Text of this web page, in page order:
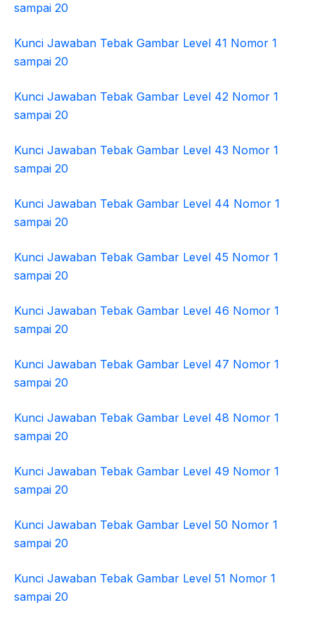
sampai 20
Kunci Jawaban Tebak Gambar Level 41 Nomor 1
sampai 20
Kunci Jawaban Tebak Gambar Level 42 Nomor 1
sampai 20
Kunci Jawaban Tebak Gambar Level 43 Nomor 1
sampai 20
Kunci Jawaban Tebak Gambar Level 44 Nomor 1
sampai 20
Kunci Jawaban Tebak Gambar Level 45 Nomor 1
sampai 20
Kunci Jawaban Tebak Gambar Level 46 Nomor 1
sampai 20
Kunci Jawaban Tebak Gambar Level 47 Nomor 1
sampai 20
Kunci Jawaban Tebak Gambar Level 48 Nomor 1
sampai 20
Kunci Jawaban Tebak Gambar Level 49 Nomor 1
sampai 20
Kunci Jawaban Tebak Gambar Level 50 Nomor 1
sampai 20
Kunci Jawaban Tebak Gambar Level 51 Nomor 1
sampai 20